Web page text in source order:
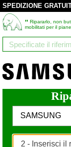
SPEDIZIONE
‟ Ripararlo, non
mobilitati per il
SAMSUNG